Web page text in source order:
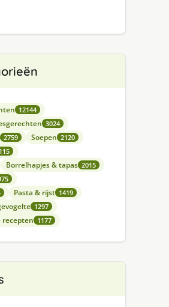
12144
3024
2759 Soepen 2120
Borrelhapjes & tapas 2015
Pasta & rijst 1419
1297
recepten 1177